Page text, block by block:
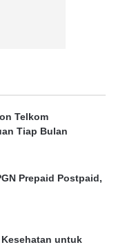
Telkom
Tiap Bulan
Prepaid Postpaid,
untuk